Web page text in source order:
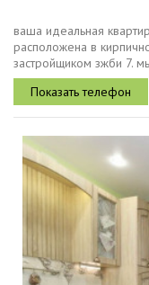
ваша идеальная
расположена в
застройщиком зжби 7.
в соответствии с
использованием